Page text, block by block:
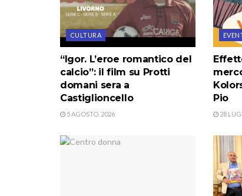
CULTURA
“Igor. L’eroe romantico del
calcio”: il film su Protti
domani sera a
Castiglioncello
5 AGOSTO, 2026
Pio
28